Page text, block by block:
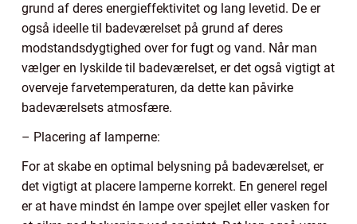
grund af deres energieffektivitet og lang levetid. De er
også ideelle til badeværelset på grund af deres
modstandsdygtighed over for fugt og vand. Når man
vælger en lyskilde til badeværelset, er det også vigtigt at
overveje farvetemperaturen, da dette kan påvirke
badeværelsets atmosfære.
– Placering af lamperne:
For at skabe en optimal belysning på badeværelset, er
det vigtigt at placere lamperne korrekt. En generel regel
er at have mindst én lampe over spejlet eller vasken for